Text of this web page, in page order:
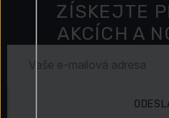
ZÍSKEJTE
AKCÍCH A